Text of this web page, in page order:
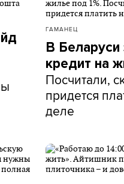
ГАМАНЕЦ
В Беларуси
кредит на
Посчитали,
придется
деле